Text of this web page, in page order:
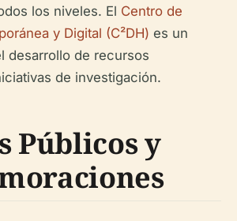
los niveles. El Centro de
y Digital (C²DH) es un
desarrollo de recursos
de investigación.
Públicos y